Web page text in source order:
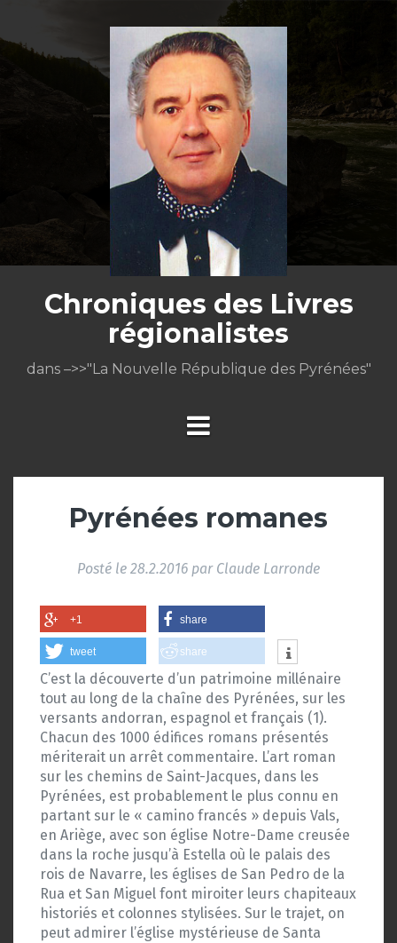
contenu
Chroniques des Livres
régionalistes
dans –>>"La Nouvelle République des Pyrénées"
Pyrénées romanes
Posté le 28.2.2016 par Claude Larronde
+1 share
tweet share
C’est la découverte d’un patrimoine millénaire
tout au long de la chaîne des Pyrénées, sur les
versants andorran, espagnol et français (1).
Chacun des 1000 édifices romans présentés
mériterait un arrêt commentaire. L’art roman
sur les chemins de Saint-Jacques, dans les
Pyrénées, est probablement le plus connu en
partant sur le « camino francés » depuis Vals,
en Ariège, avec son église Notre-Dame creusée
dans la roche jusqu’à Estella où le palais des
rois de Navarre, les églises de San Pedro de la
Rua et San Miguel font miroiter leurs chapiteaux
historiés et colonnes stylisées. Sur le trajet, on
peut admirer l’église mystérieuse de Santa